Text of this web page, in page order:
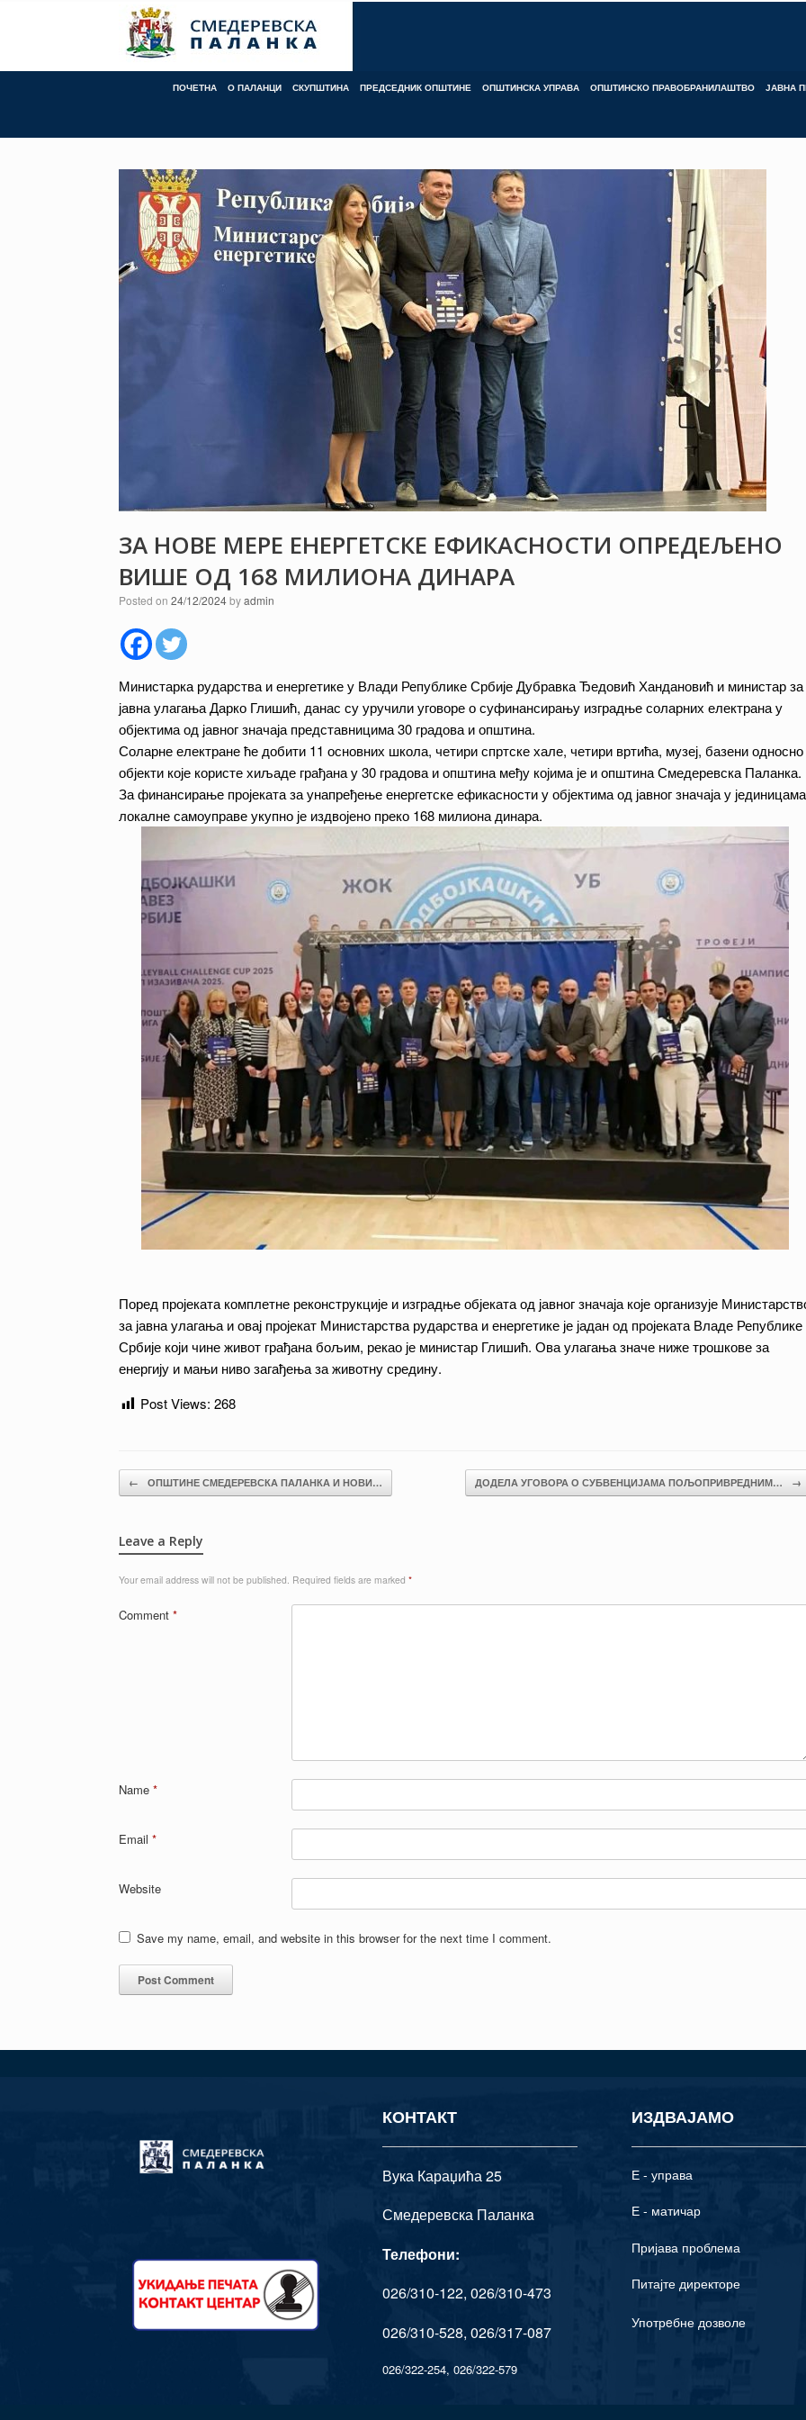
ПОЧЕТНА О ПАЛАНЦИ СКУПШТИНА ПРЕДСЕДНИК ОПШТИНЕ ОПШТИНСКА УПРАВА ОПШТИНСКО ПРАВОБРАНИЛАШТВО ЈАВНА
ЗА НОВЕ МЕРЕ ЕНЕРГЕТСКЕ ЕФИКАСНОСТИ ОПРЕДЕЉЕНО
ВИШЕ ОД 168 МИЛИОНА ДИНАРА
Posted on 24/12/2024byadmin
Министарка рударства и енергетике у Влади Републике Србије Дубравка Ђедовић Хандановић и министар за
јавна улагања Дарко Глишић, данас су уручили уговоре о суфинансирању изградње соларних електрана у
објектима од јавног значаја представницима 30 градова и општина.
Соларне електране ће добити 11 основних школа, четири спртске хале, четири вртића, музеј, базени односно
објекти које користе хиљаде грађана у 30 градова и општина међу којима је и општина Смедеревска Паланка.
За финансирање пројеката за унапређење енергетске ефикасности у објектима од јавног значаја у јединицама
локалне самоуправе укупно је издвојено преко 168 милиона динара.
Поред пројеката комплетне реконструкције и изградње објеката од јавног значаја које организује
за јавна улагања и овај пројекат Министарства рударства и енергетике је јадан од пројеката Владе Републике
Србије који чине живот грађана бољим, рекао је министар Глишић. Ова улагања значе ниже трошкове за
енергију и мањи ниво загађења за животну средину.
Post Views: 268
Post navigation
← ОПШТИНЕ СМЕДЕРЕВСКА ПАЛАНКА И НОВИ… ДОДЕЛА УГОВОРА О СУБВЕНЦИЈАМА ПОЉОПРИВРЕДНИМ… →
Leave a Reply
Your email address will not be published. Required fields are marked *
Comment *
Name *
Email *
Website
Save my name, email, and website in this browser for the next time I comment.
КОНТАКТ
Вука Караџића 25
Смедеревска Паланкa
Телефони:
026/310-122, 026/310-473
026/310-528, 026/317-087
026/322-254, 026/322-579
ИЗДВАЈАМО
Е - управа
Е - матичар
Пријава проблема
Питајте директоре
Употрeбне дозволе